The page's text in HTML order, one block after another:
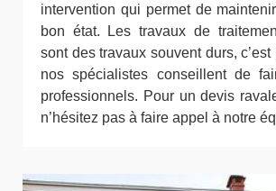
intervention qui permet de
bon état. Les travaux de
sont des travaux souvent durs,
nos spécialistes conseillent de
professionnels. Pour un devis
n’hésitez pas à faire appel à notre